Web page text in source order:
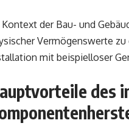
der Bau- und
Vermögenswerte
mit beispielloser
des